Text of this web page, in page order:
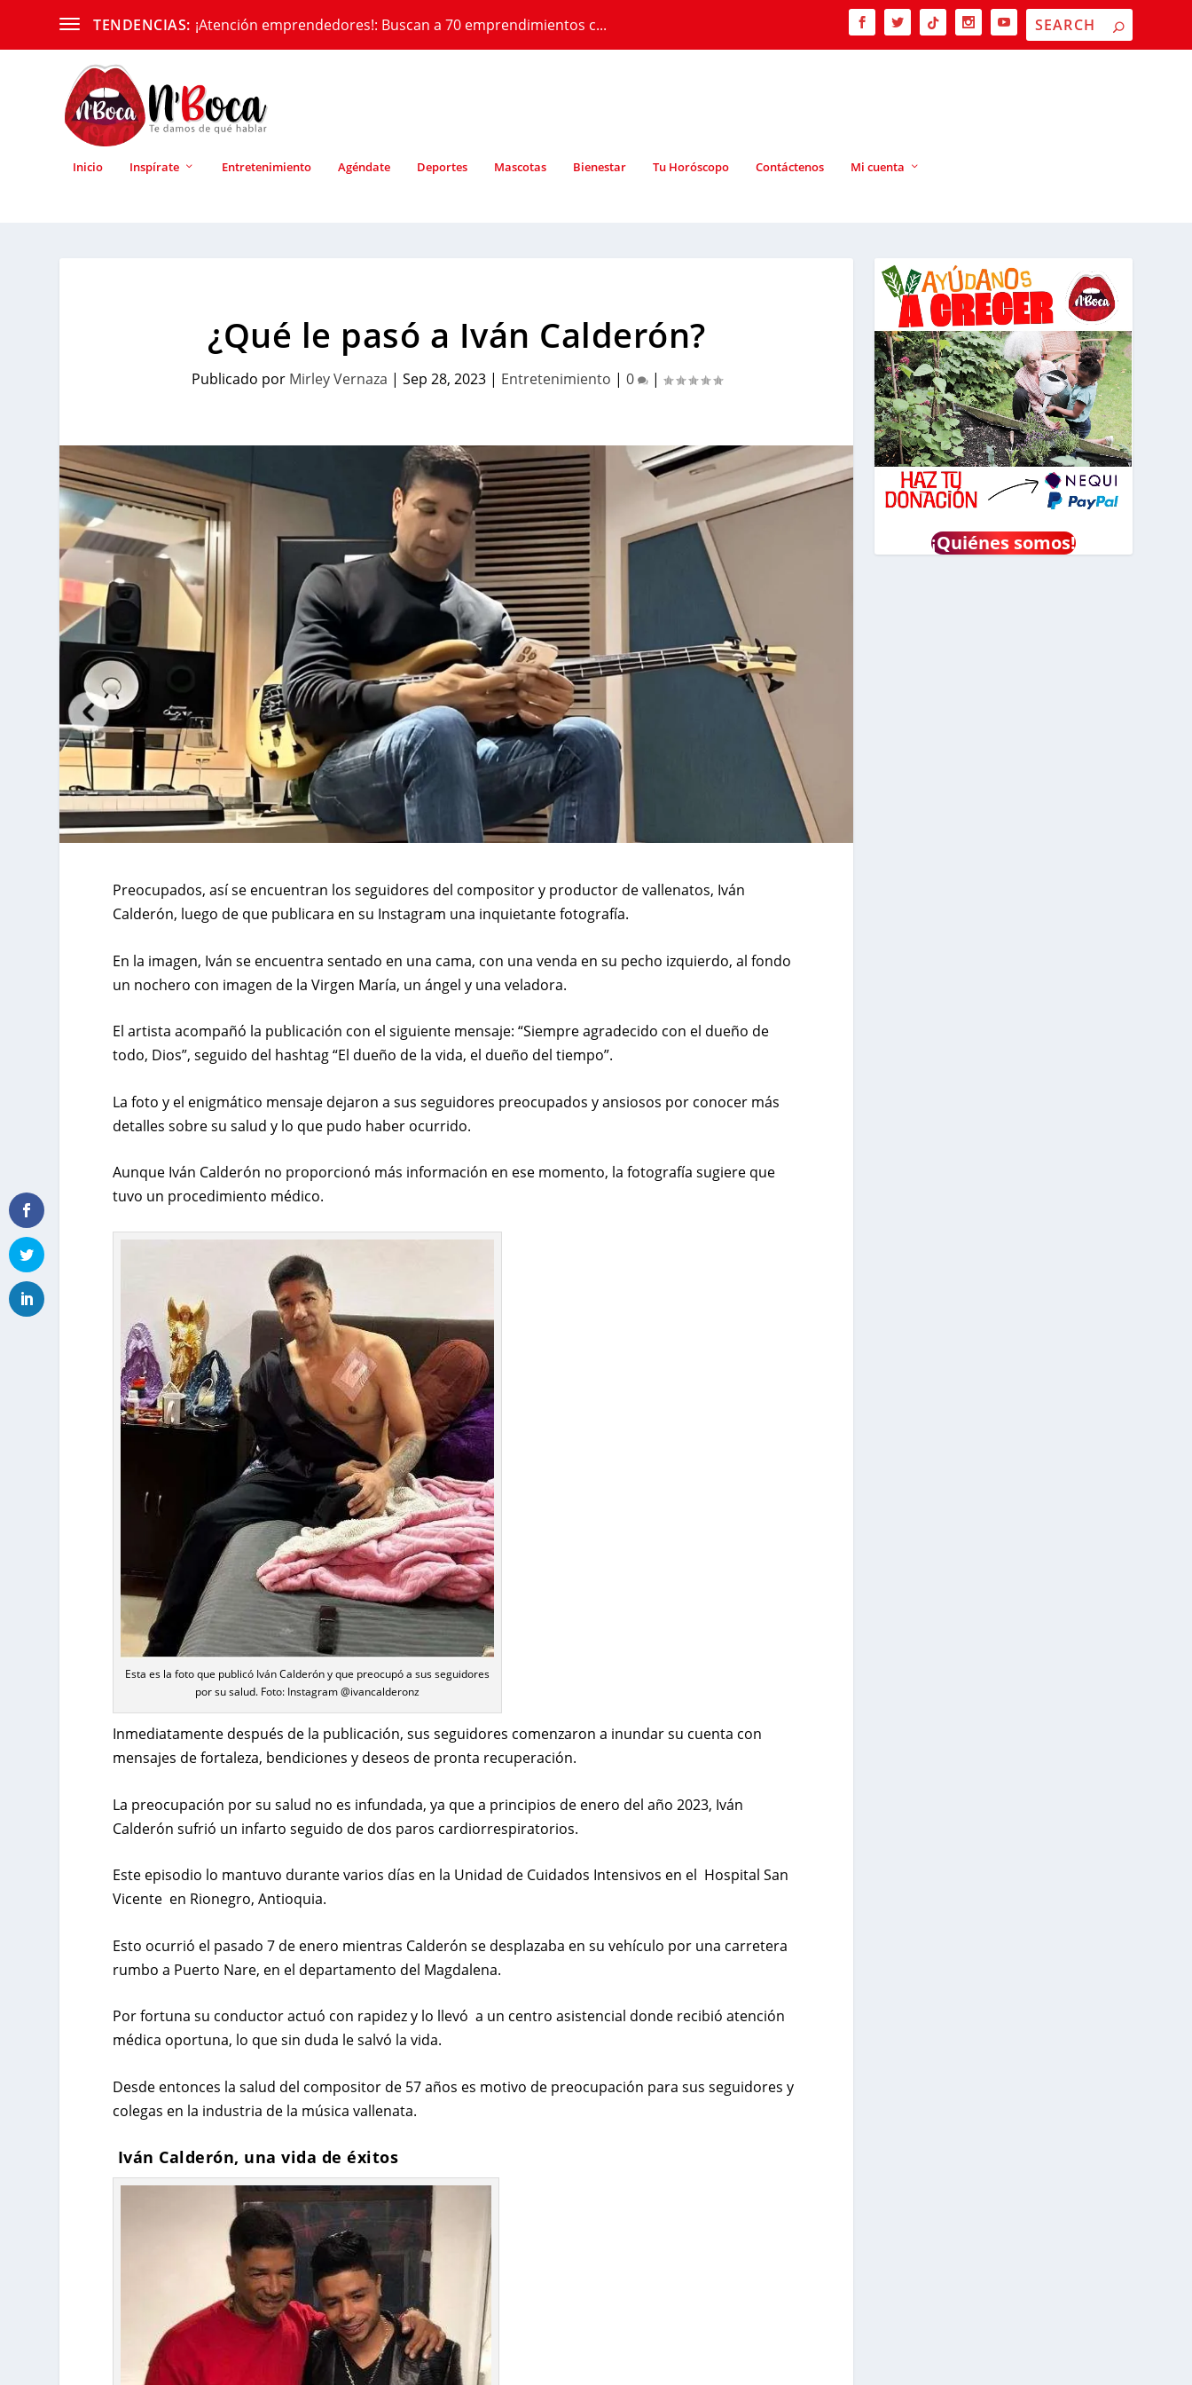
TENDENCIAS: ¡Atención emprendedores!: Buscan a 70 emprendimientos c...
Inicio Inspírate Entretenimiento Agéndate Deportes Mascotas Bienestar Tu Horóscopo Contáctenos Mi cuenta
¿Qué le pasó a Iván Calderón?
Publicado por Mirley Vernaza | Sep 28, 2023| Entretenimiento | 0 |
Preocupados, así se encuentran los seguidores del compositor y productor de vallenatos, Iván
Calderón, luego de que publicara en su Instagram una inquietante fotografía.
En la imagen, Iván se encuentra sentado en una cama, con una venda en su pecho izquierdo, al fondo
un nochero con imagen de la Virgen María, un ángel y una veladora.
El artista acompañó la publicación con el siguiente mensaje: “Siempre agradecido con el dueño de
todo, Dios”, seguido del hashtag “El dueño de la vida, el dueño del tiempo”.
La foto y el enigmático mensaje dejaron a sus seguidores preocupados y ansiosos por conocer más
detalles sobre su salud y lo que pudo haber ocurrido.
Aunque Iván Calderón no proporcionó más información en ese momento, la fotografía sugiere que
tuvo un procedimiento médico.
Esta es la foto que publicó Iván Calderón y que preocupó a sus seguidores
por su salud. Foto: Instagram @ivancalderonz
Inmediatamente después de la publicación, sus seguidores comenzaron a inundar su cuenta con
mensajes de fortaleza, bendiciones y deseos de pronta recuperación.
La preocupación por su salud no es infundada, ya que a principios de enero del año 2023, Iván
Calderón sufrió un infarto seguido de dos paros cardiorrespiratorios.
Este episodio lo mantuvo durante varios días en la Unidad de Cuidados Intensivos en el Hospital San
Vicente en Rionegro, Antioquia.
Esto ocurrió el pasado 7 de enero mientras Calderón se desplazaba en su vehículo por una carretera
rumbo a Puerto Nare, en el departamento del Magdalena.
Por fortuna su conductor actuó con rapidez y lo llevó a un centro asistencial donde recibió atención
médica oportuna, lo que sin duda le salvó la vida.
Desde entonces la salud del compositor de 57 años es motivo de preocupación para sus seguidores y
colegas en la industria de la música vallenata.
Iván Calderón, una vida de éxitos
¡Quiénes somos!